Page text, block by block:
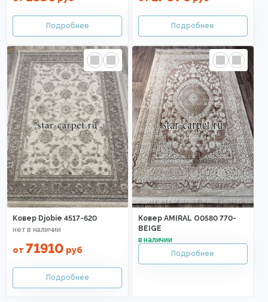
Ковер Djobie 4517-620
от 71910 руб
Ковер AMIRAL O0580 770-
BEIGE